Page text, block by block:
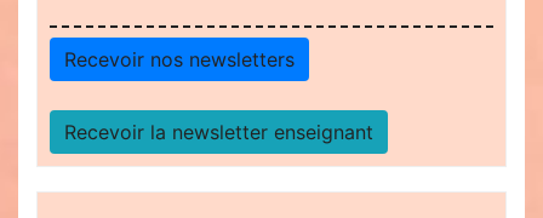
Recevoir nos newsletters
Recevoir la newsletter enseignant